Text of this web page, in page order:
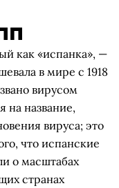
как «испанка», —
в мире с 1918
вирусом
на название,
вируса; это
что испанские
о масштабах
странах